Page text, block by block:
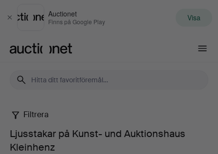
Stäng
Auctionet
Finns på Google Play Visa
Ljusstakar
på
Filtrera
Ljusstakar på Kunst- und Auktionshaus
Kleinhenz